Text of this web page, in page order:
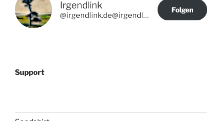
Irgendlink
@irgendlink.de@irgendlink.de
Folgen
Support